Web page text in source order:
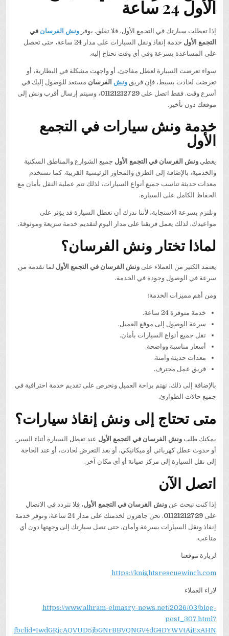
الأول 24 ساعة
إذا تعطلت سيارتك في التجمع الأول، فلا تقلق. يوفرونش الفرسان في
التجمع الأول
خدمة إنقاذ ونقل السيارات على مدار 24 ساعة، حتى تحصل
على المساعدة بسرعة وفي أي وقت تحتاج إليه.
سواء تعرضت السيارة لعطل مفاجئ، أو واجهت مشكلة في البطارية، أو
تعرضت لحادث بسيط، فإن فريقونش الفرسان مستعد للوصول إليك في
أسرع وقت. فقط اتصل على01121212729، وسيتم إرسال أقرب ونش إلى
موقعك دون تأخير.
خدمة ونش سيارات في التجمع
الأول
يغطيونش الفرسان في التجمع الأول جميع الشوارع والمناطق السكنية
والخدمية، بالإضافة إلى الطرق والمحاور الرئيسية القريبة. كما نستخدم
معدات حديثة تناسب جميع أنواع السيارات، لذلك تتم عملية النقل بأمان مع
الحفاظ الكامل على السيارة.
ونلتزم بسرعة الاستجابة، لأننا ندرك أن تعطل السيارة قد يؤثر على
مواعيدك، لذلك يعمل فريقنا على مدار اليوم لتقديم خدمة سريعة وموثوقة.
لماذا تختار ونش الفرسان؟
يعتمد الكثير من العملاء علىونش الفرسان في التجمع الأول لما نقدمه من
سرعة في الوصول وجودة في الخدمة.
ومن أهم مميزات الخدمة:
خدمة متوفرة 24 ساعة.
سرعة الوصول إلى موقع العميل.
نقل جميع أنواع السيارات بأمان.
أسعار مناسبة وواضحة.
معدات حديثة وآمنة.
فريق عمل محترف.
بالإضافة إلى ذلك، نهتم براحة العميل ونحرص على تقديم خدمة احترافية في
جميع حالات الطوارئ.
متى تحتاج إلى ونش إنقاذ سيارات؟
يمكنك طلبونش الفرسان في التجمع الأول عند تعطل السيارة أثناء السير،
أو حدوث عطل كهربائي أو ميكانيكي، أو بعد التعرض لحادث، أو عند الحاجة
إلى نقل السيارة إلى مركز صيانة أو أي مكان آخر.
اتصل الآن
إذا كنت تبحث عنونش الفرسان في التجمع الأول، فلا تتردد في الاتصال
على01121212729
. نحن جاهزون لخدمتك على مدار 24 ساعة، ونوفر خدمة
إنقاذ ونقل السيارات بسرعة وأمان، حتى تصل سيارتك إلى وجهتها دون أي
متاعب.
لزيارة موقعنا
https://knightsrescuewinch.com
لاراء العملاء
https://www.alhram-elmasry-news.net/2026/03/blog-
post_307.html?
fbclid=IwdGRjcAQVUD5jbGNrBBVQNGV4dG4DYWVtAjExAHN